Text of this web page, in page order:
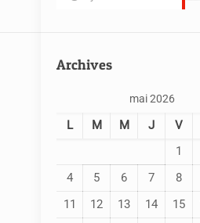
Archives
mai 2026
L M M J V
1
4
5 6 7 8
11
12 13 14 15